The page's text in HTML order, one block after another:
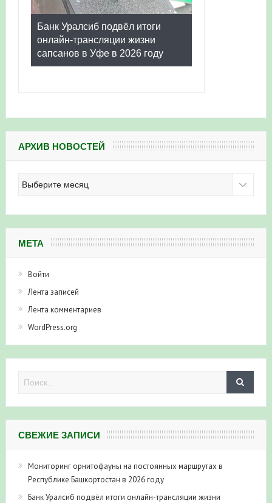
Банк Уралсиб подвёл итоги
онлайн-трансляции жизни
сапсанов в Уфе в 2026 году
АРХИВ НОВОСТЕЙ
новостей
МЕТА
Войти
Лента записей
Лента комментариев
WordPress.org
СВЕЖИЕ ЗАПИСИ
Мониторинг орнитофауны на постоянных маршрутах в
Республике Башкортостан в 2026 году
Банк Уралсиб подвёл итоги онлайн-трансляции жизни